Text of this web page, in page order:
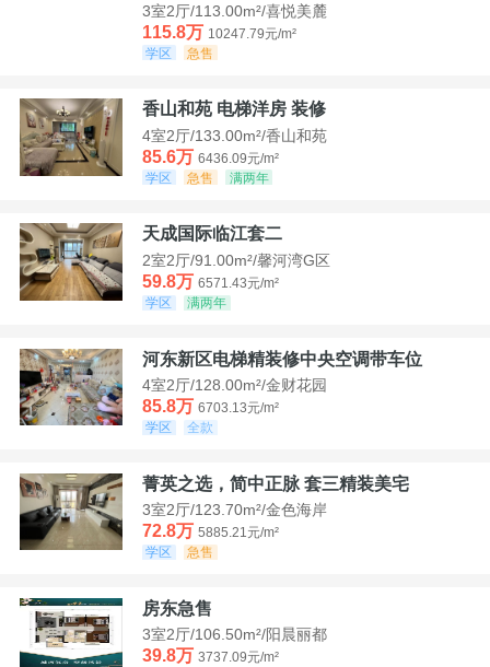
3室2厅/113.00m²/喜悦美麓
115.8万 10247.79元/m²
学区
急售
香山和苑 电梯洋房 装修
4室2厅/133.00m²/香山和苑
85.6万 6436.09元/m²
学区
急售 满两年
天成国际临江套二
2室2厅/91.00m²/馨河湾G区
59.8万 6571.43元/m²
学区
满两年
河东新区电梯精装修中央空调带车位
4室2厅/128.00m²/金财花园
85.8万 6703.13元/m²
学区
全款
菁英之选，简中正脉 套三精装美宅
3室2厅/123.70m²/金色海岸
72.8万 5885.21元/m²
学区
急售
房东急售
3室2厅/106.50m²/阳晨丽都
39.8万 3737.09元/m²